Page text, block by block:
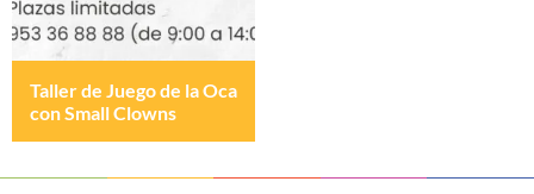
Taller de Juego de la Oca
con Small Clowns